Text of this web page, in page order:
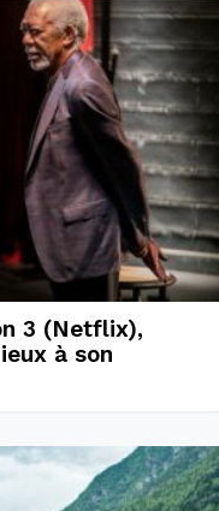
3 (Netflix),
à son